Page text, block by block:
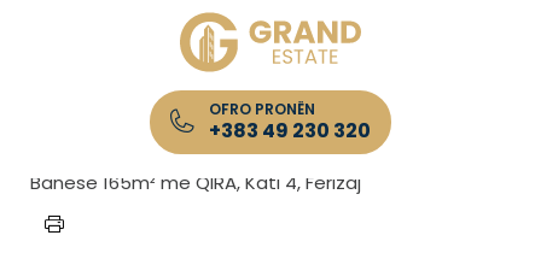
OFRO PRONËN
+383 49 230 320
Lista e Pronave/
Banesë 165m² me QIRA, Kati 4, Ferizaj